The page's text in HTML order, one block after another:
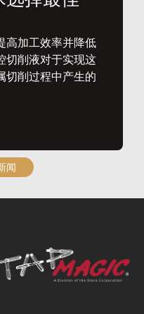
高加工效率并降低
切削液对于实现这
切削过程中产生的
闻